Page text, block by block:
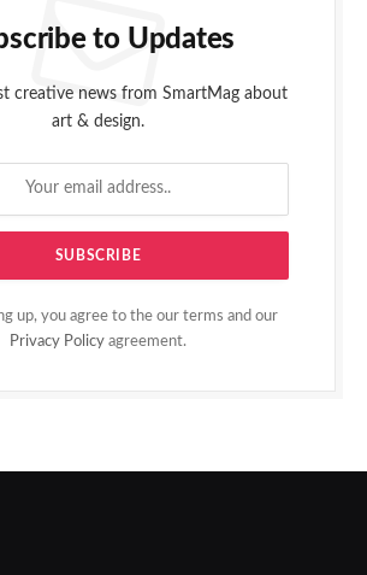
to Updates
creative news from SmartMag about
art & design.
up, you agree to the our terms and our
Privacy Policy agreement.